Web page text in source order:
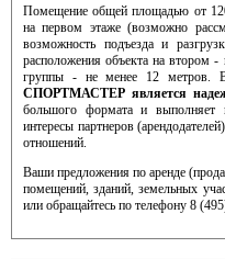
Помещение общей площадью от
на первом этаже (возможно
возможность подъезда и
расположения объекта на втором
группы - не менее 12 метров.
СПОРТМАСТЕР является
большого формата и выполняет
интересы партнеров
отношений.
Ваши предложения по аренде
помещений, зданий, земельных
или обращайтесь по телефону 8